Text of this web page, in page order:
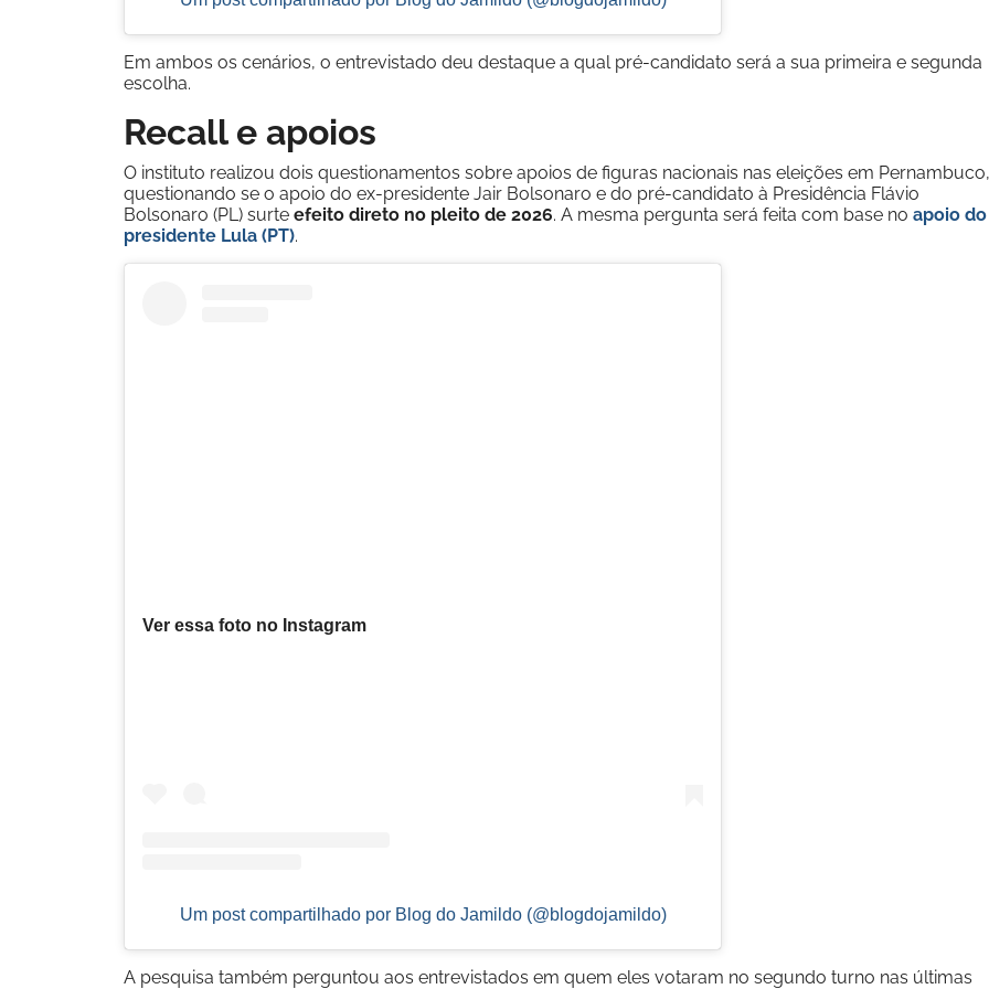
Em ambos os cenários, o entrevistado deu destaque a qual pré-candidato será a sua primeira e segunda
escolha.
Recall e apoios
O instituto realizou dois questionamentos sobre apoios de figuras nacionais nas eleições em Pernambuco,
questionando se o apoio do ex-presidente Jair Bolsonaro e do pré-candidato à Presidência Flávio
Bolsonaro (PL) surte efeito direto no pleito de 2026. A mesma pergunta será feita com base no apoio do
presidente Lula (PT).
Ver essa foto no Instagram
Um post compartilhado por Blog do Jamildo (@blogdojamildo)
A pesquisa também perguntou aos entrevistados em quem eles votaram no segundo turno nas últimas